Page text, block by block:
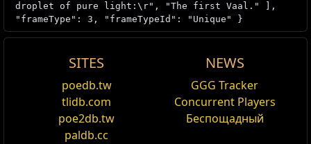
droplet of pure light:\r", "The first Vaal." ],
"frameType": 3, "frameTypeId": "Unique" }
Менять
Demon Stitcher
Version history
SITES
poedb.tw
tlidb.com
poe2db.tw
paldb.cc
NEWS
GGG Tracker
Concurrent Players
Беспощадный